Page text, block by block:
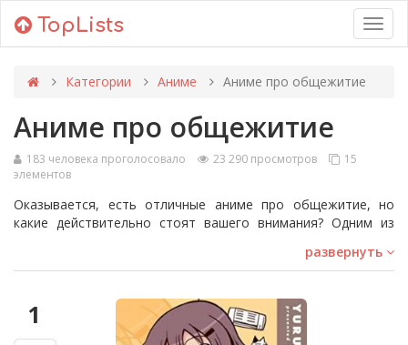
TopLists
Категории Аниме Аниме про общежитие
Аниме про общежитие
183 человека проголосовало 23 290 просмотров
15
элементов
Оказывается, есть отличные аниме про общежитие, но
какие действительно стоят вашего внимания? Одним из
хорошим аниме является "Kuragehime" или "Princess
Jellyfish", серия из 11 эпизодов, которая вглядывалась в
жизнь жильцов отаку в многоквартирном доме. Не видите
свое любимое аниме? Добавьте его в список, чтобы другие
тоже могли голосовать за него!
развернуть
1